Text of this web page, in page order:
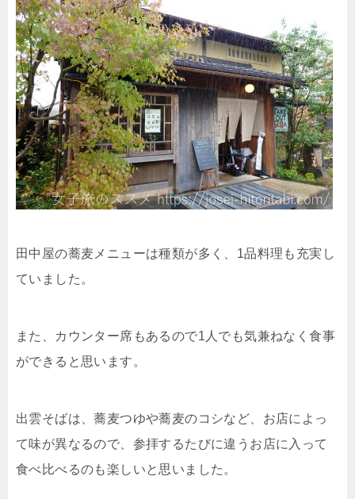
田中屋の蕎麦メニューは種類が多く、1品料理も充実し
ていました。
また、カウンター席もあるので1人でも気兼ねなく食事
ができると思います。
出雲そばは、蕎麦つゆや蕎麦のコシなど、お店によっ
て味が異なるので、参拝するたびに違うお店に入って
食べ比べるのも楽しいと思いました。